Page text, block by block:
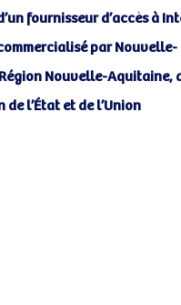
fournisseur d’accès à
par Nouvelle-
Nouvelle-Aquitaine,
de l’État et de l’Union